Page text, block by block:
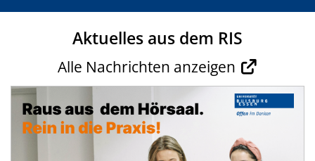
Aktuelles aus dem RIS
Alle Nachrichten anzeigen